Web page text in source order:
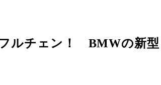
フルチェン！ BMWの新型